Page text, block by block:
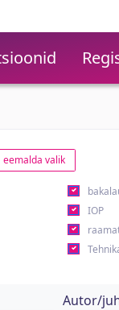
eemalda valik
IOP
Autor/